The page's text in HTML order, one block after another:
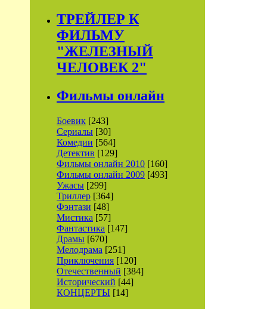
ТРЕЙЛЕР К
ФИЛЬМУ
"ЖЕЛЕЗНЫЙ
ЧЕЛОВЕК 2"
Фильмы онлайн
Боевик [243]
Сериалы [30]
Комедии [564]
Детектив [129]
Фильмы онлайн 2010 [160]
Фильмы онлайн 2009 [493]
Ужасы [299]
Триллер [364]
Фэнтази [48]
Мистика [57]
Фантастика [147]
Драмы [670]
Мелодрама [251]
Приключения [120]
Отечественный [384]
Исторический [44]
КОНЦЕРТЫ [14]